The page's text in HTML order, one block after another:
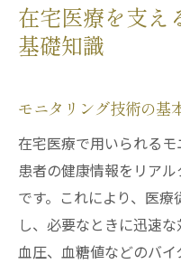
在宅医療モニ
最新技術がもたら
患者の健康予
遠隔診断と迅
在宅医療のパ
技術革新がも
在宅医療のグ
在宅医療を支え
基礎知識
モニタリング技術の基
在宅医療で用いられるモ
患者の健康情報をリア
です。これにより、医
し、必要なときに迅速
血圧、血糖値などのバ